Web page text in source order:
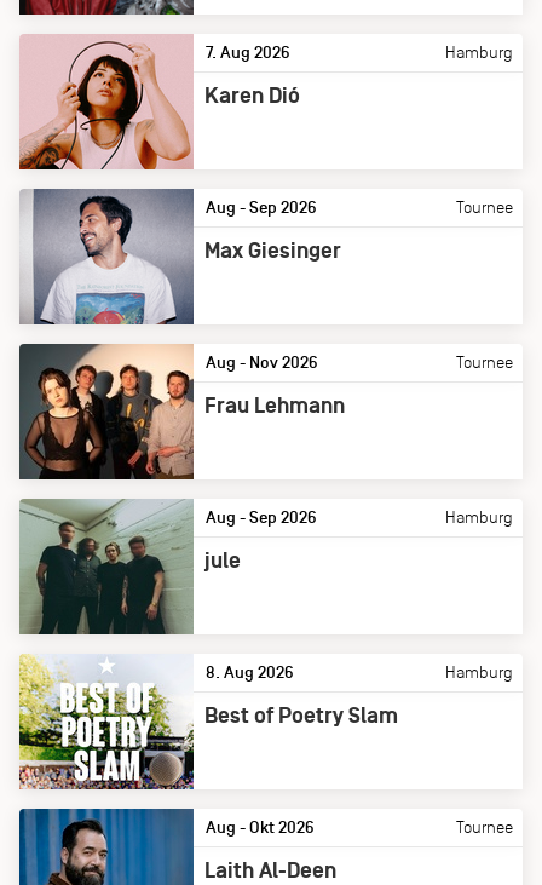
Hamburg
7. Aug 2026
Karen Dió
Tournee
Aug - Sep 2026
Max Giesinger
Tournee
Aug - Nov 2026
Frau Lehmann
Hamburg
Aug - Sep 2026
jule
Hamburg
8. Aug 2026
Best of Poetry Slam
Tournee
Aug - Okt 2026
Laith Al-Deen